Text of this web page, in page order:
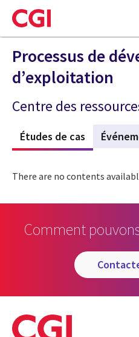
Skip
to
main
content
Processus de
d’exploitation
Centre des
Études de cas (active
There are no contents
Comment